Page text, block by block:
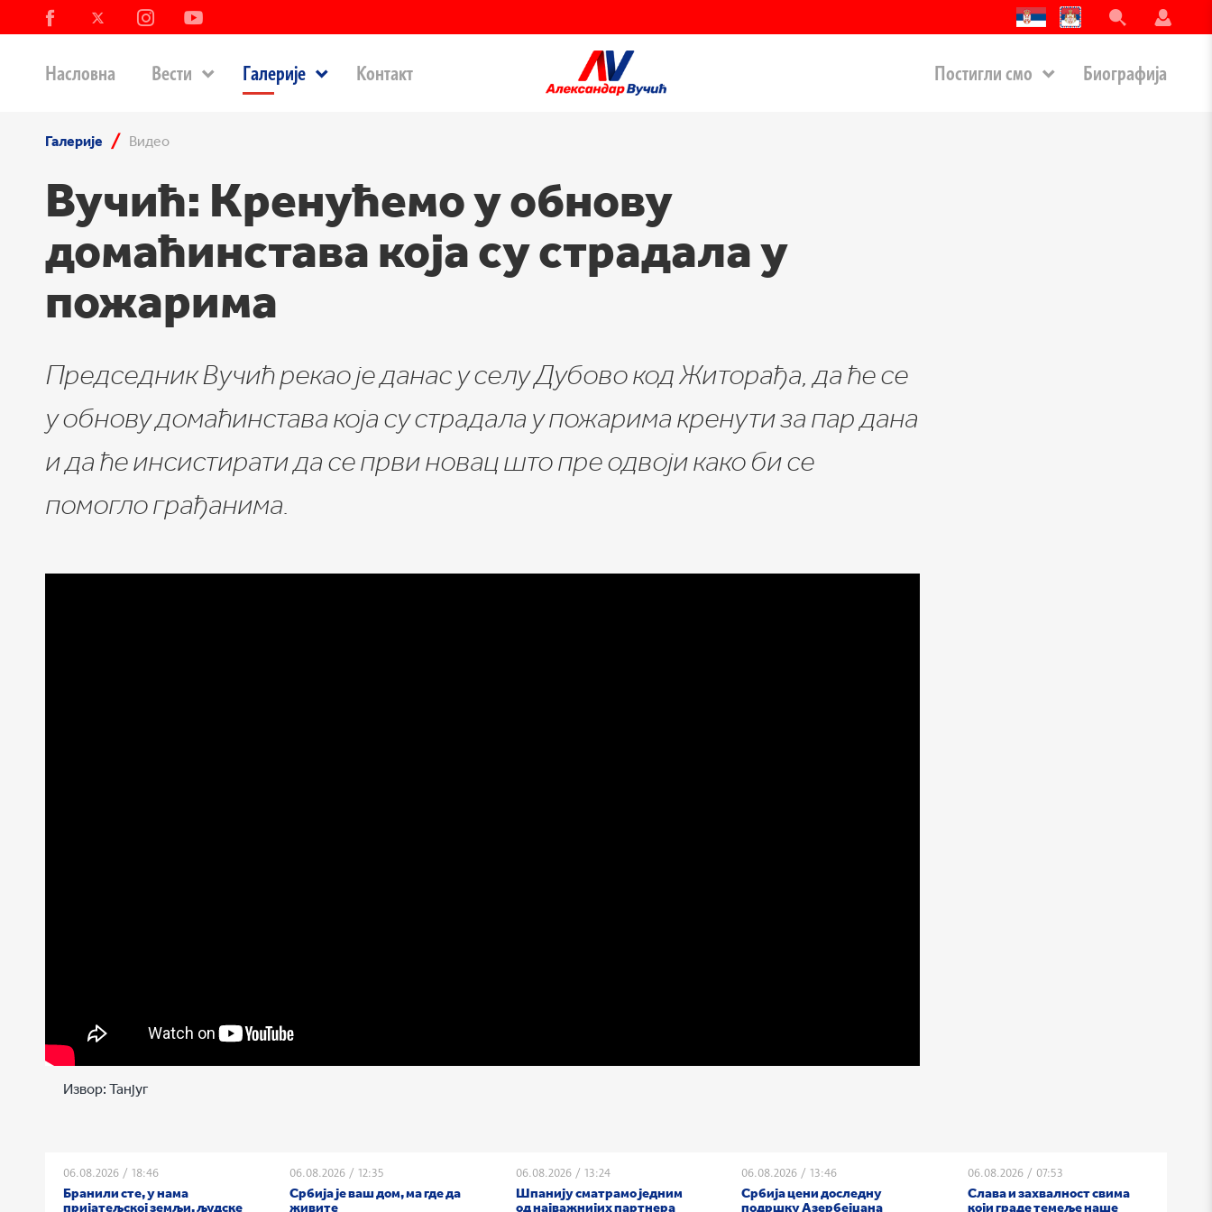
Насловна Вести Галерије Постигли смо Биографија
Контакт
Галерије Видео
Вучић: Кренућемо у обнову
домаћинстава која су страдала у
пожарима
Председник Вучић рекао је данас у селу Дубово код Житорађа, да ће се
у обнову домаћинстава која су страдала у пожарима кренути за пар дана
и да ће инсистирати да се први новац што пре одвоји како би се
помогло грађанима.
Извор: Танјуг
06.08.2026 / 18:46
Бранили сте, у нама
пријатељској земљи, људске
06.08.2026 / 12:35
Србија је ваш дом, ма где да
живите
06.08.2026 / 13:24
Шпанију сматрамо једним
од најважнијих партнера
06.08.2026 / 13:46
Србија цени доследну
подршку Азербејџана
06.08.2026 / 07:53
Слава и захвалност свима
који граде темеље наше